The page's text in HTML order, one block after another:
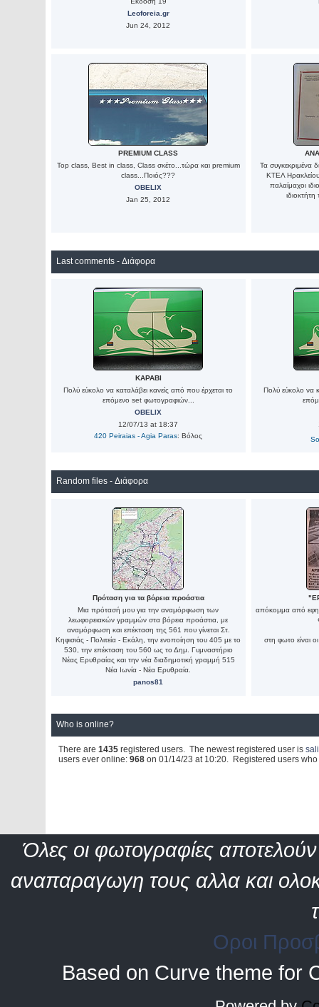
Leoforeia.gr
Jun 24, 2012
PREMIUM CLASS
Top class, Best in class, Class σκέτο...τώρα και premium
class...Ποιός???
OBELIX
Jan 25, 2012
Τα συγκεκριμένα
ΚΤΕΛ
παλαίμαχοι
Last comments - Διάφορα
ΚΑΡΑΒΙ
Πολύ εύκολο να καταλάβει κανείς από που έρχεται το
επόμενο set φωτογραφιών...
OBELIX
12/07/13 at 18:37
420 Peiraias - Agia Paras: Βόλος
Πολύ εύκολο να
Random files - Διάφορα
Πρόταση για τα βόρεια προάστια
Μια πρότασή μου για την αναμόρφωση των
λεωφορειακών γραμμών στα βόρεια προάστια, με
αναμόρφωση και επέκταση της 561 που γίνεται Στ.
Κηφισιάς - Πολιτεία - Εκάλη, την ενοποίηση του 405 με το
530, την επέκταση του 560 ως το Δημ. Γυμναστήριο
Νέας Ερυθραίας και την νέα διαδημοτική γραμμή 515
Νέα Ιωνία - Νέα Ερυθραία.
panos81
απόκομμα από
στη φωτο είναι
Who is online?
There are 1435registered users. The newest registered user is
users ever online: 968on 01/14/23 at 10:20. Registered users
Όλες οι φωτογραφίες αποτελούν
αναπαραγωγη τους αλλα και
Οροι
Based on Curve theme for